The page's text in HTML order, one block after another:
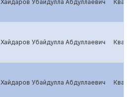
Хайдаров Убайдулла Абдуллаевич
Хайдаров Убайдулла Абдуллаевич
Хайдаров Убайдулла Абдуллаевич